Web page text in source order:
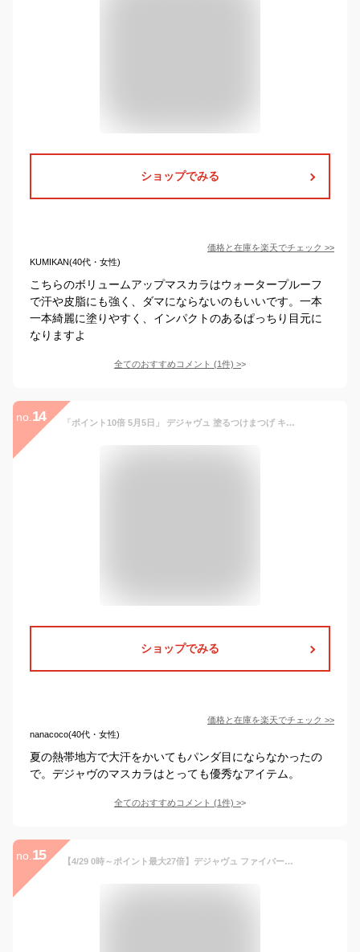
ショップでみる
価格と在庫を楽天でチェック >>
KUMIKAN(40代・女性)
こちらのボリュームアップマスカラはウォータープルーフ
で汗や皮脂にも強く、ダマにならないのもいいです。一本
一本綺麗に塗りやすく、インパクトのあるぱっちり目元に
なりますよ
全てのおすすめコメント (1件) >
no. 14 「ポイント10倍 5月5日」 デジャヴュ 塗るつけまつげ キープスタイル ブラック マスカラ アットコスメ
ショップでみる
価格と在庫を楽天でチェック >>
nanacoco(40代・女性)
夏の熱帯地方で大汗をかいてもパンダ目にならなかったの
で。デジャヴのマスカラはとっても優秀なアイテム。
全てのおすすめコメント (1件) >
no. 15 【4/29 0時～ポイント最大27倍】デジャヴュ ファイバーウィッグ ウルトラロングE＜dejavu／デジャヴュ＞【正規品】【ギフト対応可】 母の日